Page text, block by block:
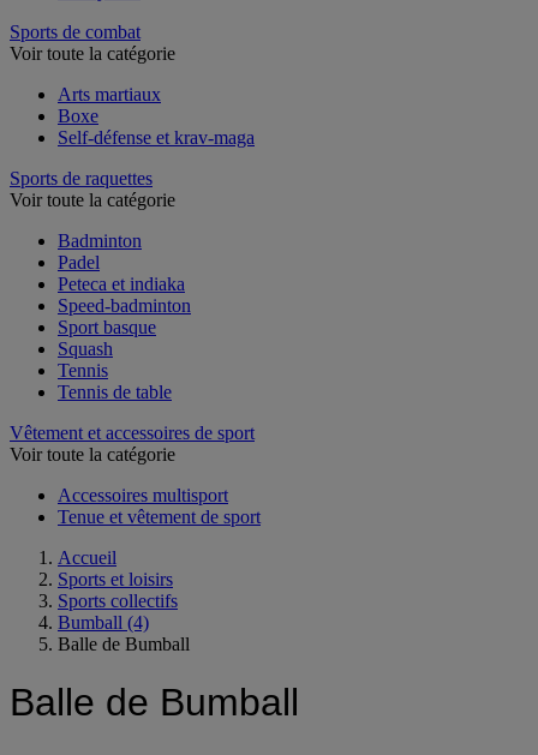
Sports de combat
Arts martiaux
Boxe
Sports de raquettes
Badminton
Padel
Peteca et indiaka
Speed-badminton
Sport basque
Squash
Tennis
Vêtement et accessoires de sport
Accessoires multisport
Accueil
Sports et loisirs
Sports collectifs
Bumball (4)
Balle de Bumball